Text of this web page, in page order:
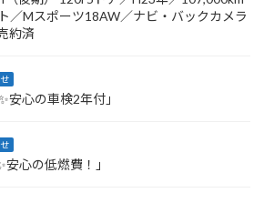
／Mスポーツ18AW／ナビ・バックカメラ
約済
安心の車検2年付」
安心の低燃費！」